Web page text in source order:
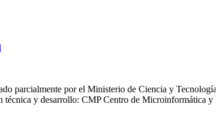
parcialmente por el Ministerio de Ciencia y
y desarrollo: CMP Centro de Microinformática y